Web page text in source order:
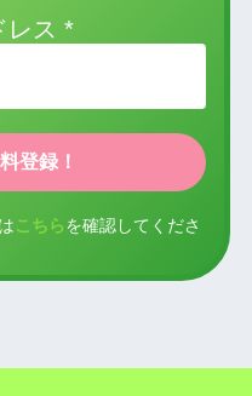
レス *
こちら を確認してくださ